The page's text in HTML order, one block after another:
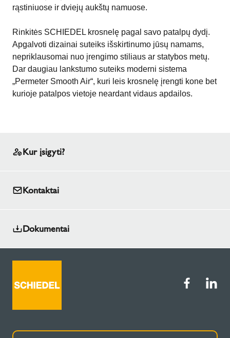
rąstiniuose ir dviejų aukštų namuose.
Rinkitės SCHIEDEL krosnelę pagal savo patalpų dydį.
Apgalvoti dizainai suteiks išskirtinumo jūsų namams,
nepriklausomai nuo įrengimo stiliaus ar statybos metų.
Dar daugiau lankstumo suteiks moderni sistema
„Permeter Smooth Air“, kuri leis krosnelę įrengti kone bet
kurioje patalpos vietoje neardant vidaus apdailos.
Kur įsigyti?
Kontaktai
Dokumentai